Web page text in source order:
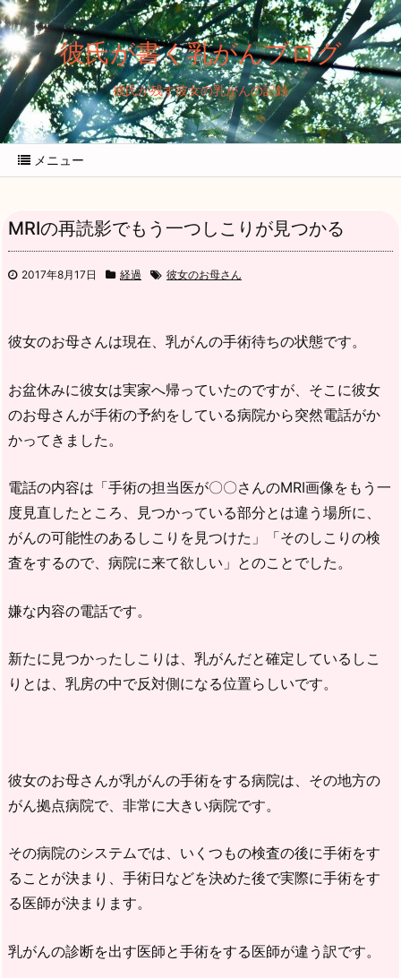
彼氏が書く乳がんブログ
彼氏が残す彼女の乳がんの記録
メニュー
MRIの再読影でもう一つしこりが見つかる
2017年8月17日 経過 彼女のお母さん
彼女のお母さんは現在、乳がんの手術待ちの状態です。
お盆休みに彼女は実家へ帰っていたのですが、そこに彼女
のお母さんが手術の予約をしている病院から突然電話がか
かってきました。
電話の内容は「手術の担当医が〇〇さんのMRI画像をもう一
度見直したところ、見つかっている部分とは違う場所に、
がんの可能性のあるしこりを見つけた」「そのしこりの検
査をするので、病院に来て欲しい」とのことでした。
嫌な内容の電話です。
新たに見つかったしこりは、乳がんだと確定しているしこ
りとは、乳房の中で反対側になる位置らしいです。
彼女のお母さんが乳がんの手術をする病院は、その地方の
がん拠点病院で、非常に大きい病院です。
その病院のシステムでは、いくつもの検査の後に手術をす
ることが決まり、手術日などを決めた後で実際に手術をす
る医師が決まります。
乳がんの診断を出す医師と手術をする医師が違う訳です。